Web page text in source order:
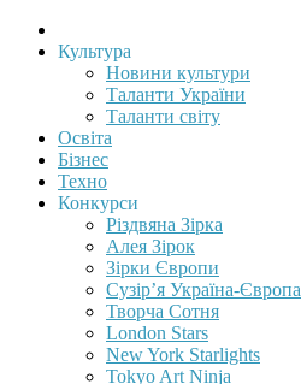
Культура
Новини культури
Таланти України
Таланти світу
Освіта
Бізнес
Техно
Конкурси
Різдвяна Зірка
Алея Зірок
Зірки Європи
Сузір’я Україна-Європа
Творча Сотня
London Stars
New York Starlights
Tokyo Art Ninja